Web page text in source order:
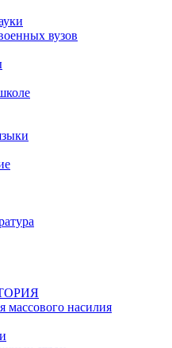
вузов
массового насилия